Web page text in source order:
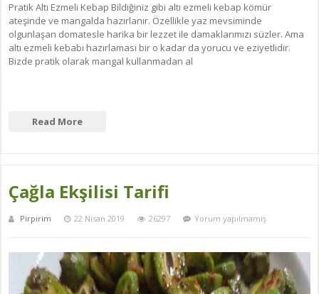
Pratik Altı Ezmeli Kebap Bildiğiniz gibi altı ezmeli kebap kömür
ateşinde ve mangalda hazırlanır. Özellikle yaz mevsiminde
olgunlaşan domatesle harika bir lezzet ile damaklarımızı süzler. Ama
altı ezmeli kebabı hazırlaması bir o kadar da yorucu ve eziyetlidir.
Bizde pratik olarak mangal kullanmadan al
Read More
Çağla Ekşilisi Tarifi
Pirpirim 22 Nisan 2019 26297 Yorum yapılmamış